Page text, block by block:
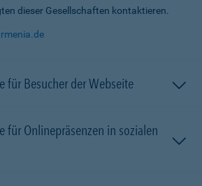
dieser Gesellschaften kontaktieren.
für Besucher der Webseite
für Onlinepräsenzen in sozialen